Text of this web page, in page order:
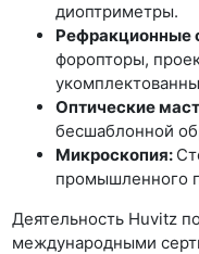
диоптриметры.
Рефракционные
форопторы,
Оптические
бесшаблонной
Микроскопия:
промышленного
Деятельность Huvitz
международными